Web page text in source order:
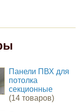
Панели ПВХ для
потолка
секционные
(14 товаров)